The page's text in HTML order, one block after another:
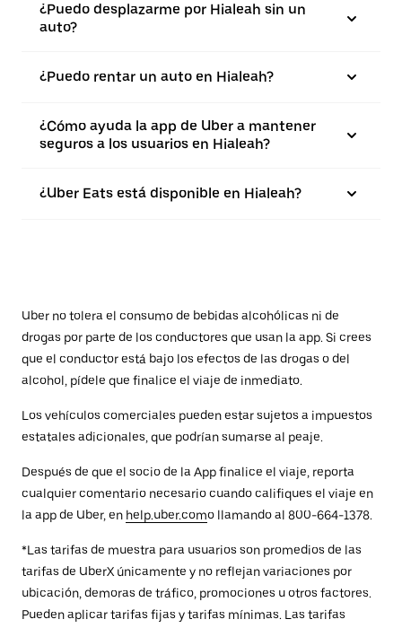
¿Puedo desplazarme por Hialeah sin un
auto?
¿Puedo rentar un auto en Hialeah?
¿Cómo ayuda la app de Uber a mantener
seguros a los usuarios en Hialeah?
¿Uber Eats está disponible en Hialeah?
Uber no tolera el consumo de bebidas alcohólicas ni de
drogas por parte de los conductores que usan la app. Si crees
que el conductor está bajo los efectos de las drogas o del
alcohol, pídele que finalice el viaje de inmediato.
Los vehículos comerciales pueden estar sujetos a impuestos
estatales adicionales, que podrían sumarse al peaje.
Después de que el socio de la App finalice el viaje, reporta
cualquier comentario necesario cuando califiques el viaje en
la app de Uber, en help.uber.como llamando al 800-664-1378.
*Las tarifas de muestra para usuarios son promedios de las
tarifas de UberX únicamente y no reflejan variaciones por
ubicación, demoras de tráfico, promociones u otros factores.
Pueden aplicar tarifas fijas y tarifas mínimas. Las tarifas